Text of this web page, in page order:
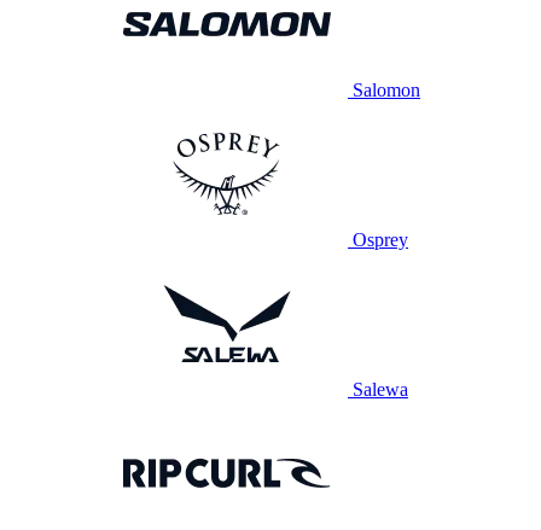
Salomon
Osprey
Salewa